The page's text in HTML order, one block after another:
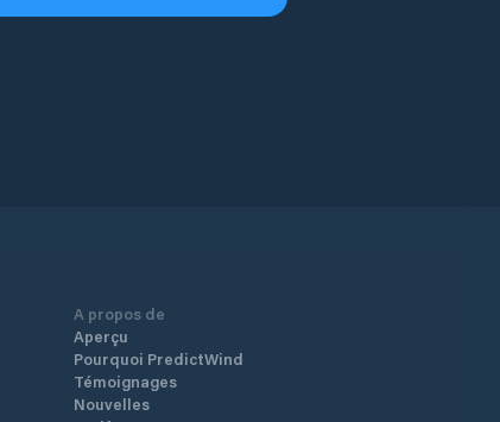
A propos de
Aperçu
Pourquoi PredictWind
Témoignages
Nouvelles